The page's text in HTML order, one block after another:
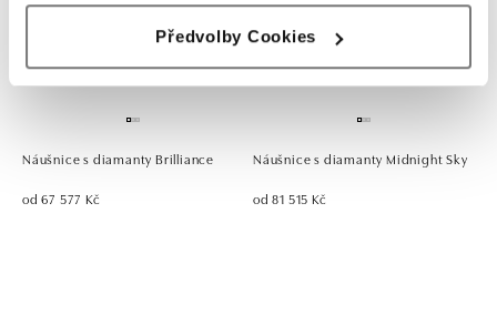
Předvolby Cookies
Náušnice s diamanty Brilliance
od 67 577 Kč
Náušnice s diamanty Midnight Sky
od 81 515 Kč